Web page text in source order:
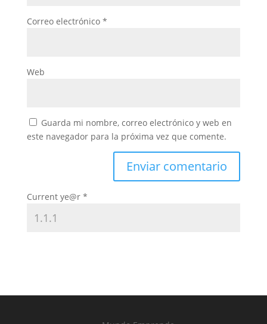
Correo electrónico *
Web
Guarda mi nombre, correo electrónico y web en
este navegador para la próxima vez que comente.
Current ye@r *